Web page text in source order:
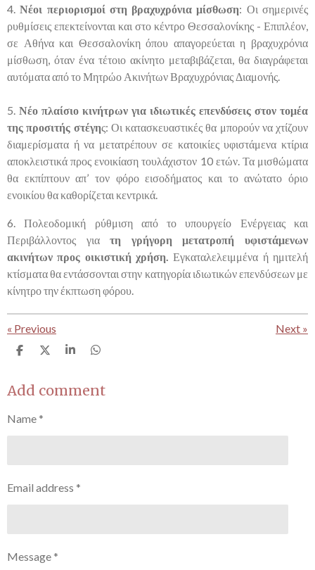
4.Νέοι περιορισμοί στη βραχυχρόνια μίσθωση: Οι σημερινές
ρυθμίσεις επεκτείνονται και στο κέντρο Θεσσαλονίκης - Επιπλέον,
σε Αθήνα και Θεσσαλονίκη όπου απαγορεύεται η βραχυχρόνια
μίσθωση, όταν ένα τέτοιο ακίνητο μεταβιβάζεται, θα διαγράφεται
αυτόματα από το Μητρώο Ακινήτων Βραχυχρόνιας Διαμονής.
5. Νέο πλαίσιο κινήτρων για ιδιωτικές επενδύσεις στον τομέα
της προσιτής στέγης: Οι κατασκευαστικές θα μπορούν να χτίζουν
διαμερίσματα ή να μετατρέπουν σε κατοικίες υφιστάμενα κτίρια
αποκλειστικά προς ενοικίαση τουλάχιστον 10 ετών. Τα μισθώματα
θα εκπίπτουν απ’ τον φόρο εισοδήματος και το ανώτατο όριο
ενοικίου θα καθορίζεται κεντρικά.
6. Πολεοδομική ρύθμιση από το υπουργείο Ενέργειας και
Περιβάλλοντος γιατη γρήγορη μετατροπή υφιστάμενων
ακινήτων προς οικιστική χρήση. Εγκαταλελειμμένα ή ημιτελή
κτίσματα θα εντάσσονται στην κατηγορία ιδιωτικών επενδύσεων με
κίνητρο την έκπτωση φόρου.
« Previous Next »
S
r
e
S
r
e
S
r
e
S
r
e
Add comment
Name *
Email address *
Message *